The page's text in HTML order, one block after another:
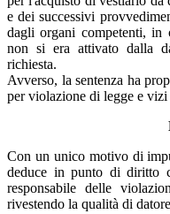
e dei successivi
dagli organi competenti, in
non si era attivato dalla
richiesta.
Avverso, la sentenza ha
per violazione di legge e
Con un unico motivo di
deduce in punto di diritto
responsabile delle
rivestendo la qualità di